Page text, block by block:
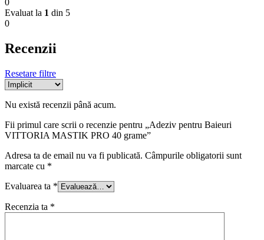
Evaluat la 1 din 5
0
Recenzii
Resetare filtre
Nu există recenzii până acum.
Fii primul care scrii o recenzie pentru „Adeziv pentru Baieuri
VITTORIA MASTIK PRO 40 grame”
Adresa ta de email nu va fi publicată. Câmpurile obligatorii sunt
marcate cu *
Evaluarea ta *
Recenzia ta *